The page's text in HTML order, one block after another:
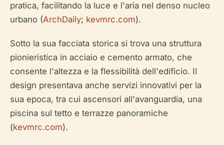
pratica, facilitando la luce e l'aria nel denso nucleo
urbano (ArchDaily; kevmrc.com).
Sotto la sua facciata storica si trova una struttura
pionieristica in acciaio e cemento armato, che
consente l'altezza e la flessibilità dell'edificio. Il
design presentava anche servizi innovativi per la
sua epoca, tra cui ascensori all'avanguardia, una
piscina sul tetto e terrazze panoramiche
(kevmrc.com).